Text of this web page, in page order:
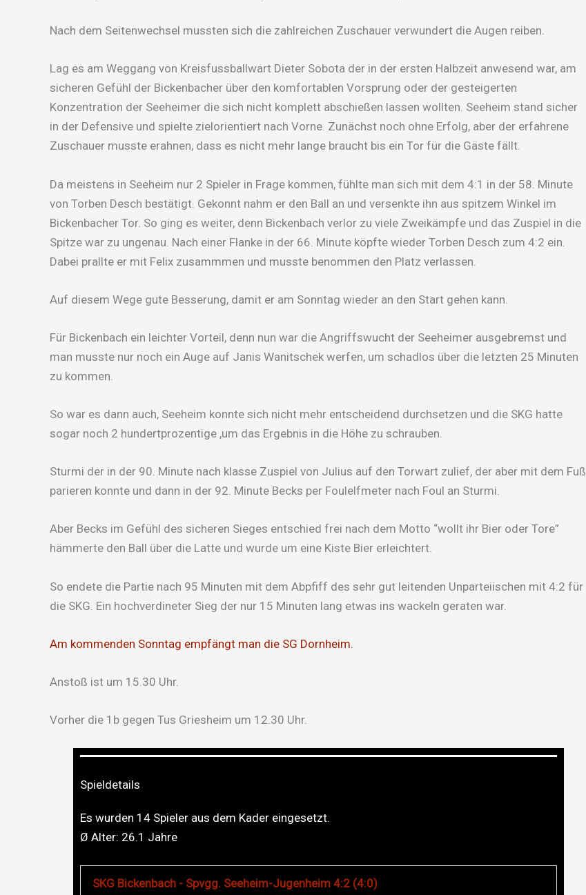
Nach dem Seitenwechsel mussten sich die zahlreichen Zuschauer verwundert die Augen reiben.
Lag es am Weggang von Kreisfussballwart Dieter Sobota der in der ersten Halbzeit anwesend war, am
sicheren Gefühl der Bickenbacher über den komfortablen Vorsprung oder der gesteigerten
Konzentration der Seeheimer die sich nicht komplett abschießen lassen wollten. Seeheim stand sicher
in der Defensive und spielte zielorientiert nach Vorne. Zunächst noch ohne Erfolg, aber der erfahrene
Zuschauer musste erahnen, dass es nicht mehr lange braucht bis ein Tor für die Gäste fällt.
Da meistens in Seeheim nur 2 Spieler in Frage kommen, fühlte man sich mit dem 4:1 in der 58. Minute
von Torben Desch bestätigt. Gekonnt nahm er den Ball an und versenkte ihn aus spitzem Winkel im
Bickenbacher Tor. So ging es weiter, denn Bickenbach verlor zu viele Zweikämpfe und das Zuspiel in die
Spitze war zu ungenau. Nach einer Flanke in der 66. Minute köpfte wieder Torben Desch zum 4:2 ein.
Dabei prallte er mit Felix zusammmen und musste benommen den Platz verlassen.
Auf diesem Wege gute Besserung, damit er am Sonntag wieder an den Start gehen kann.
Für Bickenbach ein leichter Vorteil, denn nun war die Angriffswucht der Seeheimer ausgebremst und
man musste nur noch ein Auge auf Janis Wanitschek werfen, um schadlos über die letzten 25 Minuten
zu kommen.
So war es dann auch, Seeheim konnte sich nicht mehr entscheidend durchsetzen und die SKG hatte
sogar noch 2 hundertprozentige ,um das Ergebnis in die Höhe zu schrauben.
Sturmi der in der 90. Minute nach klasse Zuspiel von Julius auf den Torwart zulief, der aber mit dem Fuß
parieren konnte und dann in der 92. Minute Becks per Foulelfmeter nach Foul an Sturmi.
Aber Becks im Gefühl des sicheren Sieges entschied frei nach dem Motto “wollt ihr Bier oder Tore”
hämmerte den Ball über die Latte und wurde um eine Kiste Bier erleichtert.
So endete die Partie nach 95 Minuten mit dem Abpfiff des sehr gut leitenden Unparteiischen mit 4:2 für
die SKG. Ein hochverdineter Sieg der nur 15 Minuten lang etwas ins wackeln geraten war.
Am kommenden Sonntag empfängt man die SG Dornheim.
Anstoß ist um 15.30 Uhr.
Vorher die 1b gegen Tus Griesheim um 12.30 Uhr.
Spieldetails
Es wurden 14 Spieler aus dem Kader eingesetzt.
Ø Alter: 26.1 Jahre
SKG Bickenbach - Spvgg. Seeheim-Jugenheim 4:2 (4:0)